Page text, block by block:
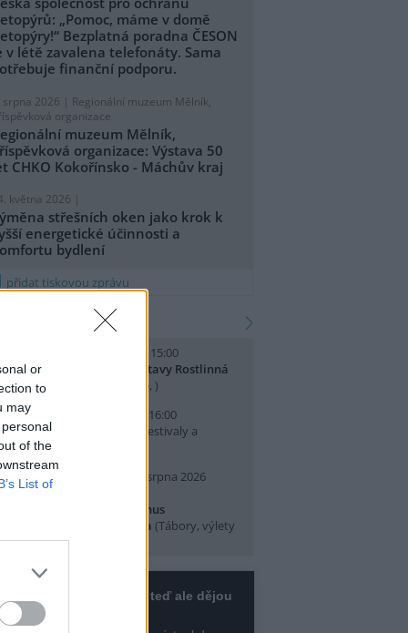
or
to
may
of the
List of
„Pomoc, máme v domě
Bezplatná poradna ČESON
v létě zavalena telefonáty. Sama
finanční podporu.
srpna 2026 | Regionální muzeum Mělník,
organizace
muzeum Mělník,
organizace: Výstava 50
CHKO Kokořínsko - Máchův kraj
května 2026 |
střešních oken jako krok k
energetické účinnosti a
bydlení
přidat tiskovou zprávu
akcí
srpna 2026 (sobota) 14:00 - 15:00
prohlídky výstavy Rostlinná
(Přednášky a diskuse, )
srpna 2026 (neděle) 10:00 - 16:00
Světového dne lvů
(Festivaly a
Praha 7 )
srpna 2026 (pondělí) - 14. srpna 2026
si v Pralese - 2. turnus
letního tábora (Tábory, výlety
akce, Praha 19 )